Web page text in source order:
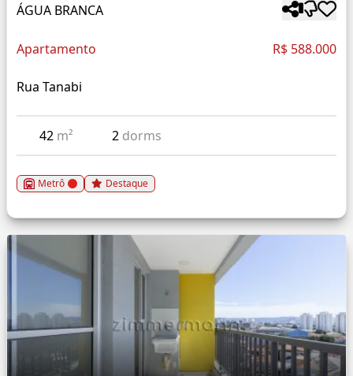
ÁGUA BRANCA
Apartamento R$ 588.000
Rua Tanabi
42 m² 2 dorms
Metrô Destaque